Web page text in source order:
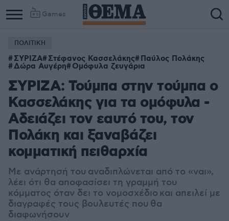
Games
Column
1
Column
2
ΠΟΛΙΤΙΚΗ
ΣΥΡΙΖΑ Στέφανος Κασσελάκης Παύλος Πολάκης
Δώρα Αυγέρη Ομόφυλα ζευγάρια
ΣΥΡΙΖΑ: Τούμπα στην τούμπα ο
Κασσελάκης για τα ομόφυλα -
Αδειάζει τον εαυτό του, τον
Πολάκη και ξαναβάζει
κομματική πειθαρχία
Με ανάρτησή του αναδιπλώνεται από το «ναι»,
λέει ότι θα αποφασίσει τη γραμμή του
κόμματος όταν δει το νομοσχέδιο και απειλεί με
διαγραφές τους βουλευτές που θα
διαφωνήσουν